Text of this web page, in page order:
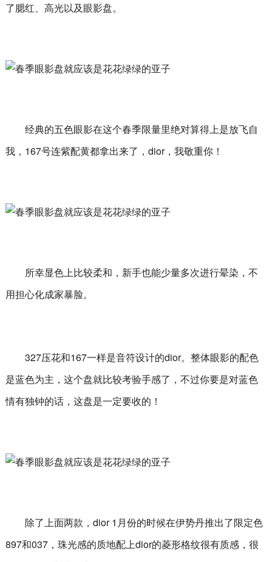
了腮红、高光以及眼影盘。
经典的五色眼影在这个春季限量里绝对算得上是放飞自
我，167号连紫配黄都拿出来了，dior，我敬重你！
所幸显色上比较柔和，新手也能少量多次进行晕染，不
用担心化成家暴脸。
327压花和167一样是音符设计的dior。整体眼影的配色
是蓝色为主，这个盘就比较考验手感了，不过你要是对蓝色
情有独钟的话，这盘是一定要收的！
除了上面两款，dior 1月份的时候在伊势丹推出了限定色
897和037，珠光感的质地配上dior的菱形格纹很有质感，很